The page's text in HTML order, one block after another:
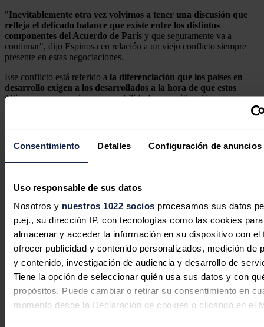
Consentimiento Detalles Configuración de anuncios
Uso responsable de sus datos
Nosotros y nuestros 1022 socios procesamos sus datos
p.ej., su dirección IP, con tecnologías como las cookies para
almacenar y acceder la información en su dispositivo con el
ofrecer publicidad y contenido personalizados, medición de
y contenido, investigación de audiencia y desarrollo de
Tiene la opción de seleccionar quién usa sus datos y con
propósitos. Puede cambiar o retirar su consentimiento en
momento desde la Declaración de cookies o clicando en el
"Inevitablemente otra vez volvimos a tener una discusión que
refleja el delicado balance que existe entre los distintos
componentes del Acuerdo de París y que seguramente va a
continuar", dijo Espinosa en relación a un viejo conflicto siempre
presente en estas negociaciones.
Ese conflicto está referido a la diferenciación que los países en
desarrollo exigen a los desarrollados a la hora de que estos
últimos asuman más responsabilidades en mitigación y
Noticias relacionadas
La ONU alaba a España como
ejemplo de país pionero en energías
renovables
Redacción24/07/2026